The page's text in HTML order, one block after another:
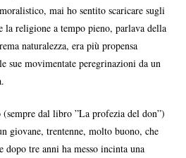
mai ho sentito scaricare sugli
religione a tempo pieno, parlava della
naturalezza, era più propensa
sue movimentate peregrinazioni da un
dal libro ”La profezia del don”)
giovane, trentenne, molto buono, che
dopo tre anni ha messo incinta una